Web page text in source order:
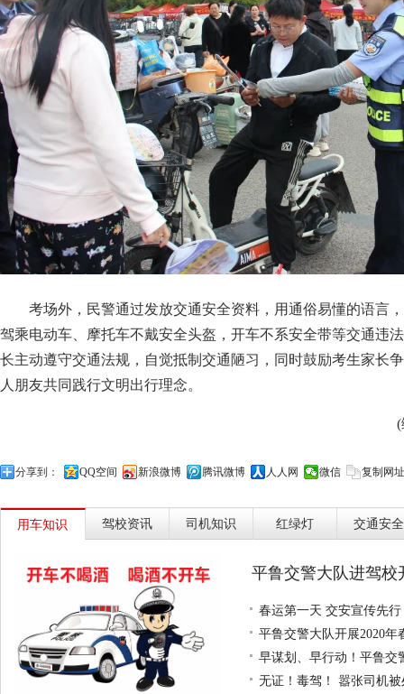
考场外，民警通过发放交通安全资料，用通俗易懂的语言
驾乘电动车、摩托车不戴安全头盔，开车不系安全带等交通违
长主动遵守交通法规，自觉抵制交通陋习，同时鼓励考生家长
人朋友共同践行文明出行理念。
(
分享到： QQ空间 新浪微博 腾讯微博 人人网 微信 复制网址
用车知识 驾校资讯 司机知识 红绿灯 交通安全
平鲁交警大队进驾
春运第一天 交安宣传先行
平鲁交警大队开展2020年
早谋划、早行动！平鲁交
无证！毒驾！ 嚣张司机被